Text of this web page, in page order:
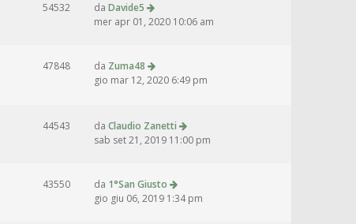
54532 da Davide5
mer apr 01, 2020 10:06 am
47848 da Zuma48
gio mar 12, 2020 6:49 pm
44543 da Claudio Zanetti
sab set 21, 2019 11:00 pm
43550 da 1°San Giusto
gio giu 06, 2019 1:34 pm